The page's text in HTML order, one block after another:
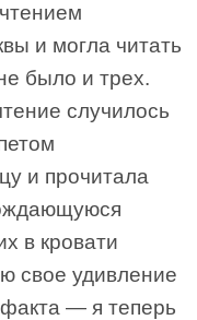
и могла читать
было и трех.
случилось
и прочитала
в кровати
свое удивление
— я теперь